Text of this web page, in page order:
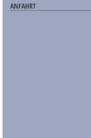
ANFAHRT